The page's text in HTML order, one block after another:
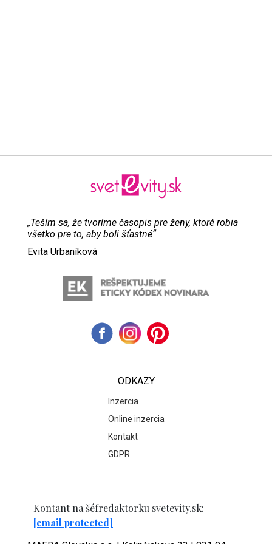
„Teším sa, že tvoríme časopis pre ženy, ktoré robia
všetko pre to, aby boli šťastné“
Evita Urbaníková
ODKAZY
Inzercia
Online inzercia
Kontakt
GDPR
Kontant na šéfredaktorku svetevity.sk:
[email protected]